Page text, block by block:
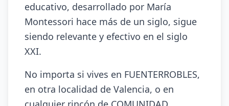
educativo, desarrollado por María
Montessori hace más de un siglo, sigue
siendo relevante y efectivo en el siglo
XXI.
No importa si vives en FUENTERROBLES,
en otra localidad de Valencia, o en